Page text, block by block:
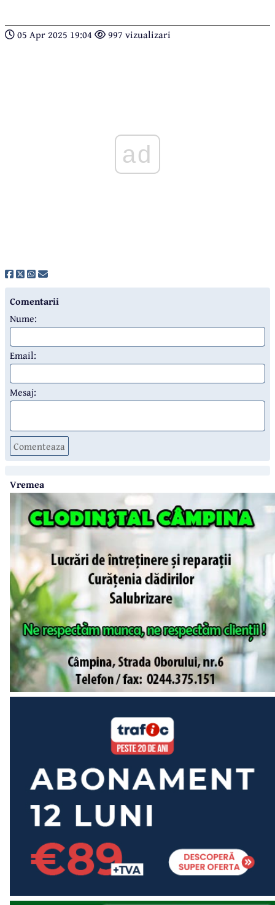
05 Apr 2025 19:04 997 vizualizari
ad
Comentarii
Nume:
Email:
Mesaj:
Comenteaza
Vremea